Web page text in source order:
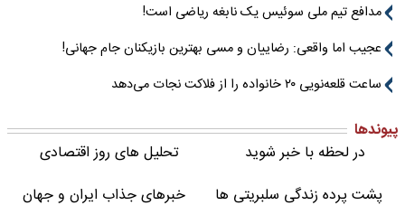
مدافع تیم ملی سوئیس یک نابغه ریاضی است!
عجیب اما واقعی: رضاییان و مسی بهترین بازیکنان جام جهانی!
ساعت قلعه‌نویی ۲۰ خانواده را از فلاکت نجات می‌دهد
پیوندها
در لحظه با خبر شوید
تحلیل های روز اقتصادی
پشت پرده زندگی سلبریتی ها
خبرهای جذاب ایران و جهان